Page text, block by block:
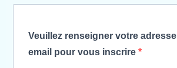
Veuillez renseigner votre adresse
email pour vous inscrire